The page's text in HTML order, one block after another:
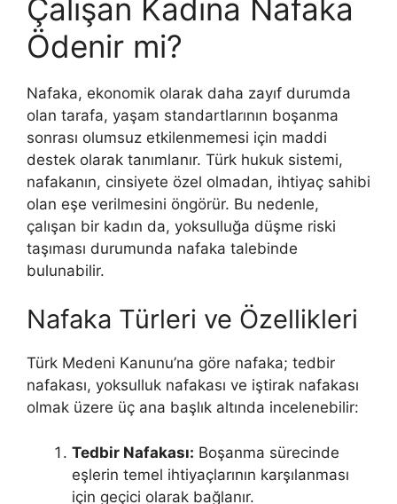
Çalışan Kadına Nafaka
Ödenir mi?
Nafaka, ekonomik olarak daha zayıf durumda
olan tarafa, yaşam standartlarının boşanma
sonrası olumsuz etkilenmemesi için maddi
destek olarak tanımlanır. Türk hukuk sistemi,
nafakanın, cinsiyete özel olmadan, ihtiyaç sahibi
olan eşe verilmesini öngörür. Bu nedenle,
çalışan bir kadın da, yoksulluğa düşme riski
taşıması durumunda nafaka talebinde
bulunabilir​.
Nafaka Türleri ve Özellikleri
Türk Medeni Kanunu’na göre nafaka; tedbir
nafakası, yoksulluk nafakası ve iştirak nafakası
olmak üzere üç ana başlık altında incelenebilir:
Tedbir Nafakası: Boşanma sürecinde
eşlerin temel ihtiyaçlarının karşılanması
için geçici olarak bağlanır.